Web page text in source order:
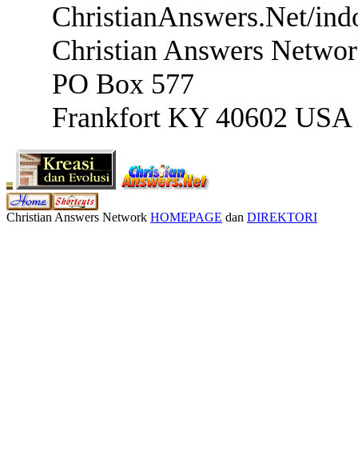
ChristianAnswers.Net/
Christian Answers
PO Box 577
Frankfort KY 40602 USA
Christian Answers Network HOMEPAGE dan DIREKTORI